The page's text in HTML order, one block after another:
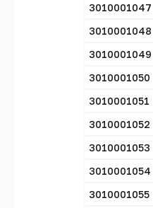
3010001047
3010001048
3010001049
3010001050
3010001051
3010001052
3010001053
3010001054
3010001055